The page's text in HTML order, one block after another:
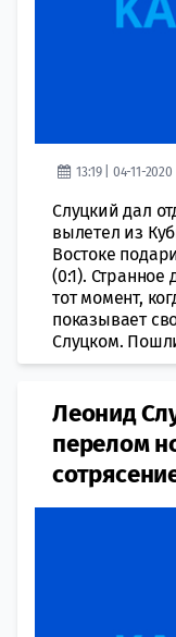
13:19 | 04-11-2020
Слуцкий дал
вылетел из
Востоке
(0:1). Странное
тот момент,
показывает
Слуцком.
Леонид
перелом